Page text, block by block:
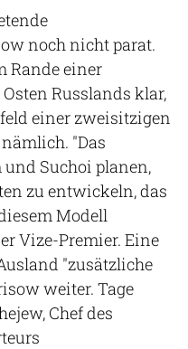
noch nicht parat.
Rande einer
Russlands klar,
einer zweisitzigen
"Das
Suchoi planen,
zu entwickeln, das
Modell
Vize-Premier. Eine
"zusätzliche
weiter. Tage
Chef des